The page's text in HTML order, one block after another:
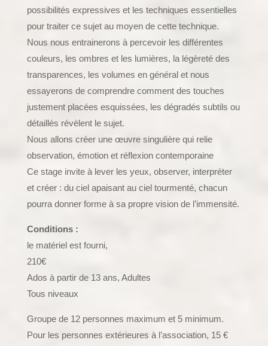
possibilités expressives et les techniques essentielles
pour traiter ce sujet au moyen de cette technique.
Nous nous entrainerons à percevoir les différentes
couleurs, les ombres et les lumières, la légèreté des
transparences, les volumes en général et nous
essayerons de comprendre comment des touches
justement placées esquissées, les dégradés subtils ou
détaillés révèlent le sujet.
Nous allons créer une œuvre singulière qui relie
observation, émotion et réflexion contemporaine
Ce stage invite à lever les yeux, observer, interpréter
et créer : du ciel apaisant au ciel tourmenté, chacun
pourra donner forme à sa propre vision de l’immensité.
Conditions :
le matériel est fourni,
210€
Ados à partir de 13 ans, Adultes
Tous niveaux
Groupe de 12 personnes maximum et 5 minimum.
Pour les personnes extérieures à l’association, 15 €